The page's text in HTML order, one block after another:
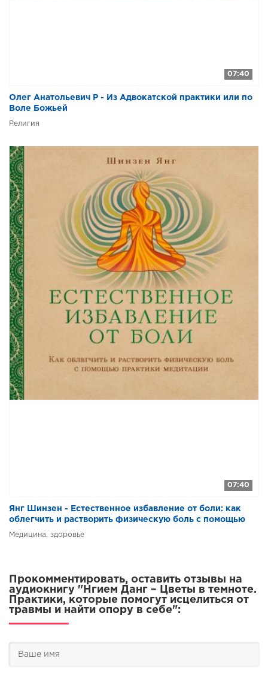
07:40
Олег Анатольевич Р - Из Адвокатской практики или по
Воле Божьей
Религия
07:40
Янг Шинзен - Естественное избавление от боли: как
облегчить и растворить физическую боль с помощью
практики медитации
Медицина, здоровье
Прокомментировать, оставить отзывы на
аудиокнигу "Нгием Данг – Цветы в темноте.
Практики, которые помогут исцелиться от
травмы и найти опору в себе":